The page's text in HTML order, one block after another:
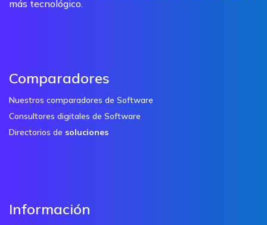
más tecnológico.
Comparadores
Nuestros comparadores de Software
Consultores digitales de Software
Directorios de soluciones
Información